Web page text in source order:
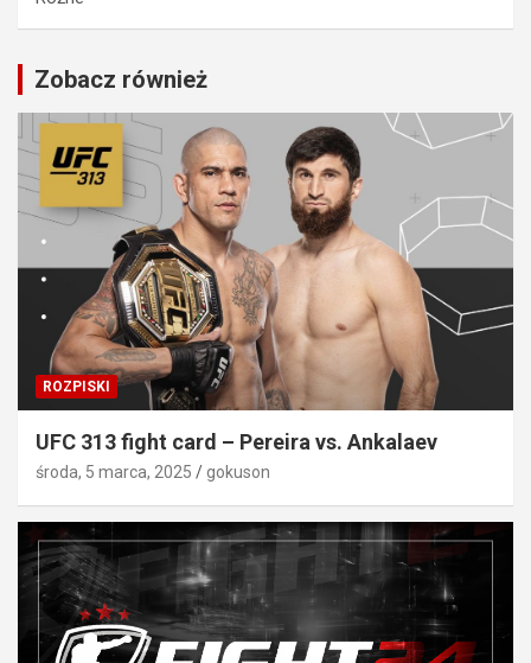
Zobacz również
ROZPISKI
UFC 313 fight card – Pereira vs. Ankalaev
środa, 5 marca, 2025 gokuson